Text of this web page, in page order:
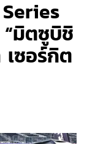
มิตซูบิชิ
ซอร์กิต